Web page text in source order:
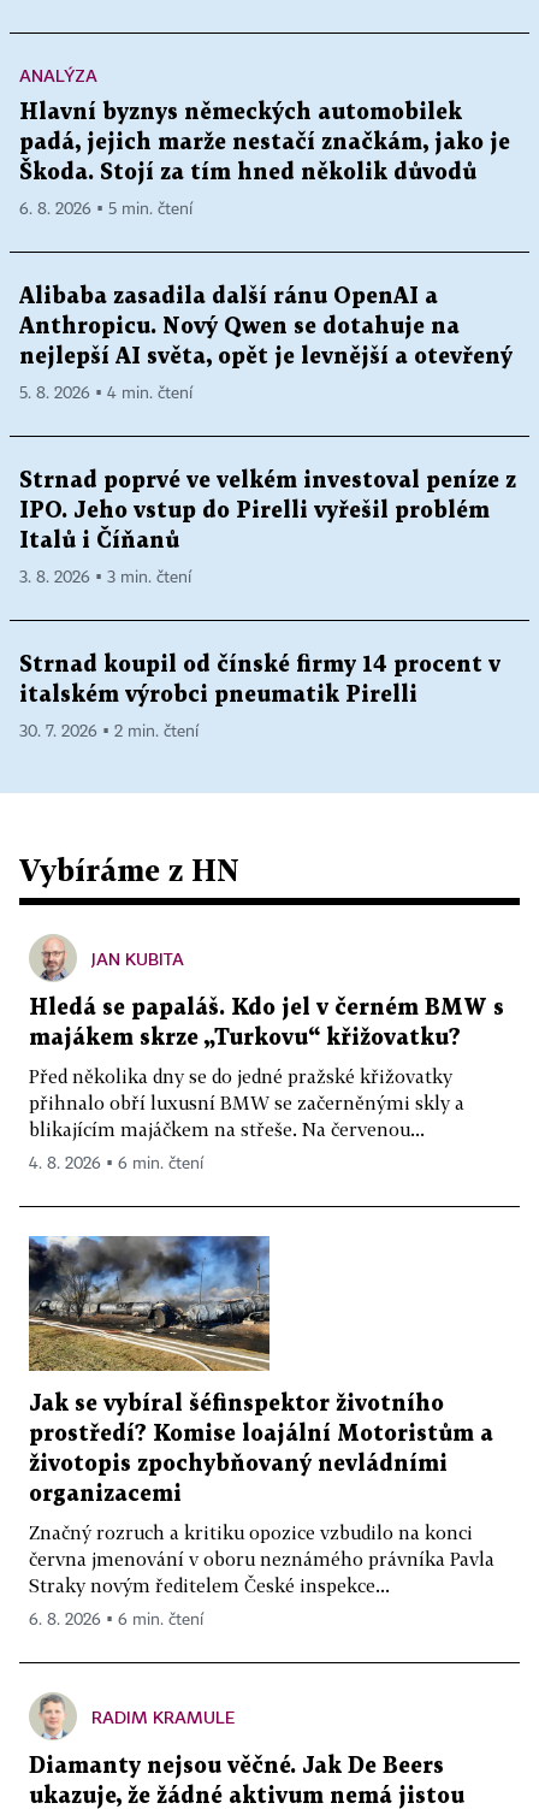
ANALÝZA
Hlavní byznys německých automobilek
padá, jejich marže nestačí značkám, jako je
Škoda. Stojí za tím hned několik důvodů
6. 8. 2026 ▪ 5 min. čtení
Alibaba zasadila další ránu OpenAI a
Anthropicu. Nový Qwen se dotahuje na
nejlepší AI světa, opět je levnější a otevřený
5. 8. 2026 ▪ 4 min. čtení
Strnad poprvé ve velkém investoval peníze z
IPO. Jeho vstup do Pirelli vyřešil problém
Italů i Číňanů
3. 8. 2026 ▪ 3 min. čtení
Strnad koupil od čínské firmy 14 procent v
italském výrobci pneumatik Pirelli
30. 7. 2026 ▪ 2 min. čtení
Vybíráme z HN
JAN KUBITA
Hledá se papaláš. Kdo jel v černém BMW s
majákem skrze „Turkovu“ křižovatku?
Před několika dny se do jedné pražské křižovatky
přihnalo obří luxusní BMW se začerněnými skly a
blikajícím majáčkem na střeše. Na červenou...
4. 8. 2026 ▪ 6 min. čtení
Jak se vybíral šéfinspektor životního
prostředí? Komise loajální Motoristům a
životopis zpochybňovaný nevládními
organizacemi
Značný rozruch a kritiku opozice vzbudilo na konci
června jmenování v oboru neznámého právníka Pavla
Straky novým ředitelem České inspekce...
6. 8. 2026 ▪ 6 min. čtení
RADIM KRAMULE
Diamanty nejsou věčné. Jak De Beers
ukazuje, že žádné aktivum nemá jistou